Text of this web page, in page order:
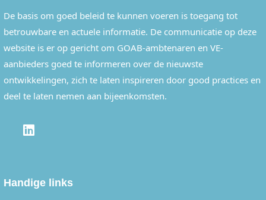
De basis om goed beleid te kunnen voeren is toegang tot
betrouwbare en actuele informatie. De communicatie op deze
website is er op gericht om GOAB-ambtenaren en VE-
aanbieders goed te informeren over de nieuwste
ontwikkelingen, zich te laten inspireren door good practices en
deel te laten nemen aan bijeenkomsten.
Handige links